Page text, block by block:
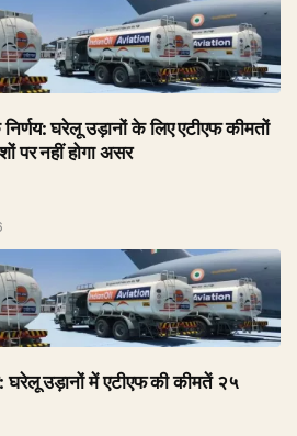
घरेलू उड़ानों के लिए एटीएफ कीमतों
पर नहीं होगा असर
घरेलू उड़ानों में एटीएफ की कीमतें २५